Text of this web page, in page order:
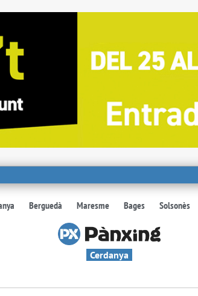
Berguedà Maresme Bages Solsonès
Cerdanya